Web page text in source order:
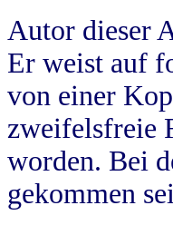
Autor dieser
Er weist auf
von einer
zweifelsfreie
worden. Bei
gekommen